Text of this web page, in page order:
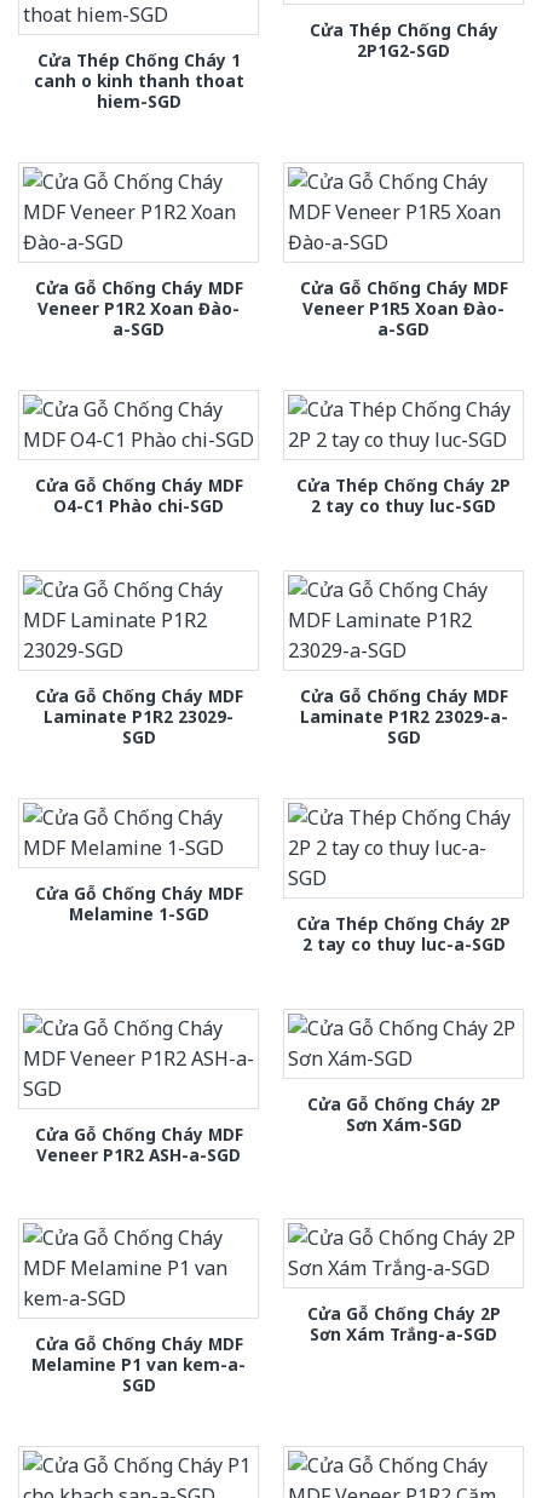
Cửa Thép Chống Cháy 1
canh o kinh thanh thoat
hiem-SGD
Cửa Thép Chống Cháy
2P1G2-SGD
Cửa Gỗ Chống Cháy MDF
Veneer P1R2 Xoan Đào-
a-SGD
Cửa Gỗ Chống Cháy MDF
Veneer P1R5 Xoan Đào-
a-SGD
Cửa Gỗ Chống Cháy MDF
O4-C1 Phào chi-SGD
Cửa Thép Chống Cháy 2P
2 tay co thuy luc-SGD
Cửa Gỗ Chống Cháy MDF
Laminate P1R2 23029-
SGD
Cửa Gỗ Chống Cháy MDF
Laminate P1R2 23029-a-
SGD
Cửa Gỗ Chống Cháy MDF
Melamine 1-SGD
Cửa Thép Chống Cháy 2P
2 tay co thuy luc-a-SGD
Cửa Gỗ Chống Cháy MDF
Veneer P1R2 ASH-a-SGD
Cửa Gỗ Chống Cháy 2P
Sơn Xám-SGD
Cửa Gỗ Chống Cháy MDF
Melamine P1 van kem-a-
SGD
Cửa Gỗ Chống Cháy 2P
Sơn Xám Trắng-a-SGD